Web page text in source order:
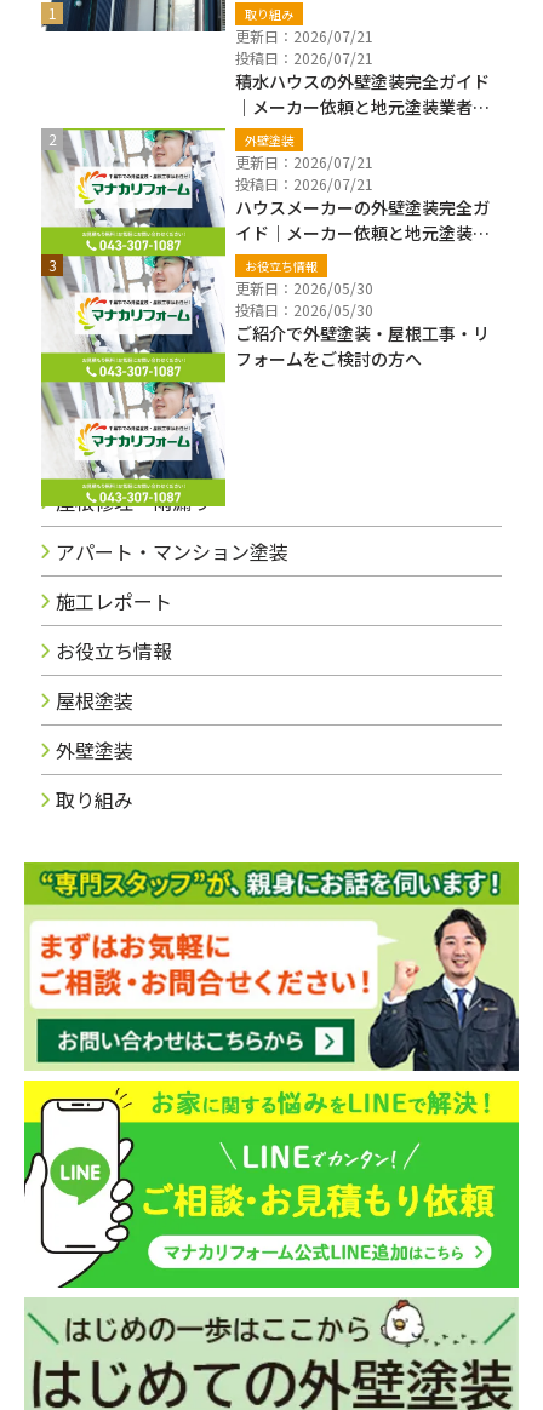
取り組み
更新日：2026/07/21
投稿日：2026/07/21
積水ハウスの外壁塗装完全ガイド
｜メーカー依頼と地元塗装業者の
違い・費用・保証確認【千葉県】
外壁塗装
更新日：2026/07/21
投稿日：2026/07/21
ハウスメーカーの外壁塗装完全ガ
イド｜メーカー依頼と地元塗装業
者の違い・費用・注意点【千葉
県】
お役立ち情報
更新日：2026/05/30
投稿日：2026/05/30
ご紹介で外壁塗装・屋根工事・リ
フォームをご検討の方へ
ブログカテゴリー
屋根修理・雨漏り
アパート・マンション塗装
施工レポート
お役立ち情報
屋根塗装
外壁塗装
取り組み